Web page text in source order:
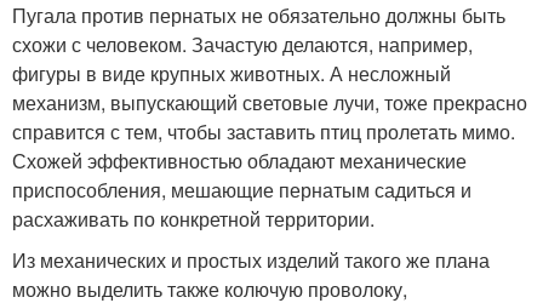
Пугала против пернатых не обязательно должны быть
схожи с человеком. Зачастую делаются, например,
фигуры в виде крупных животных. А несложный
механизм, выпускающий световые лучи, тоже прекрасно
справится с тем, чтобы заставить птиц пролетать мимо.
Схожей эффективностью обладают механические
приспособления, мешающие пернатым садиться и
расхаживать по конкретной территории.
Из механических и простых изделий такого же плана
можно выделить также колючую проволоку,